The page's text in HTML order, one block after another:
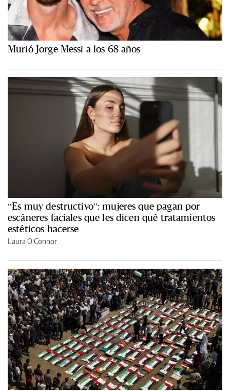
Murió Jorge Messi a los 68 años
“Es muy destructivo”: mujeres que pagan por
escáneres faciales que les dicen qué tratamientos
estéticos hacerse
Laura O'Connor